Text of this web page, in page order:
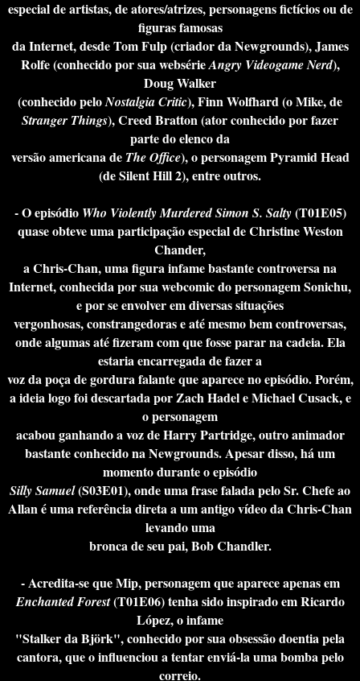
especial de artistas, de atores/atrizes, personagens fictícios ou de
figuras famosas
da Internet, desde Tom Fulp (criador da Newgrounds), James
Rolfe (conhecido por sua websérieAngry Videogame Nerd),
Doug Walker
(conhecido peloNostalgia Critic), Finn Wolfhard (o Mike, de
Stranger Things), Creed Bratton (ator conhecido por fazer
parte do elenco da
versão americana de The Office), o personagem Pyramid Head
(de Silent Hill 2), entre outros.
- O episódio Who Violently Murdered Simon S. Salty(T01E05)
quase obteve uma participação especial de Christine Weston
Chander,
a Chris-Chan, uma figura infame bastante controversa na
Internet, conhecida por sua webcomic do personagem Sonichu,
e por se envolver em diversas situações
vergonhosas, constrangedoras e até mesmo bem controversas,
onde algumas até fizeram com que fosse parar na cadeia. Ela
estaria encarregada de fazer a
voz da poça de gordura falante que aparece no episódio. Porém,
a ideia logo foi descartada por Zach Hadel e Michael Cusack, e
o personagem
acabou ganhando a voz de Harry Partridge, outro animador
bastante conhecido na Newgrounds. Apesar disso, há um
momento durante o episódio
Silly Samuel(S03E01), onde uma frase falada pelo Sr. Chefe ao
Allan é uma referência direta a um antigo vídeo da Chris-Chan
levando uma
bronca de seu pai, Bob Chandler.
- Acredita-se que Mip, personagem que aparece apenas em
Enchanted Forest(T01E06) tenha sido inspirado em Ricardo
López, o infame
"Stalker da Björk", conhecido por sua obsessão doentia pela
cantora, que o influenciou a tentar enviá-la uma bomba pelo
correio.